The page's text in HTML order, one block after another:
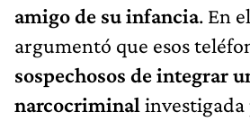
amigo de su infancia. En
argumentó que esos
sospechosos de integrar
narcocriminal investigada